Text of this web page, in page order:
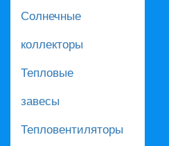
Солнечные
коллекторы
Тепловые
завесы
Тепловентиляторы